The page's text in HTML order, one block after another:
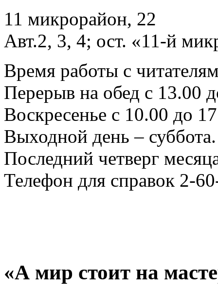
11 микрорайон, 22
Авт.2, 3, 4; ост. «11-й
Время работы с
Перерыв на обед с 13.00
Воскресенье с 10.00 до
Выходной день – суббота.
Последний четверг
Телефон для справок 2-
«А мир стоит на